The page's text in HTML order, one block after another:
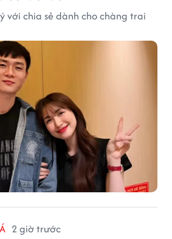
với chia sẻ dành cho chàng trai
2 giờ trước